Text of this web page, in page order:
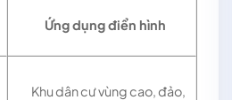
Ứng dụng điển hình
Khu dân cư vùng cao, đảo,